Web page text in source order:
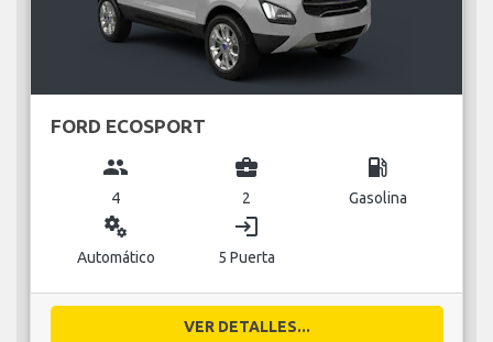
FORD ECOSPORT
group
4
business_center
2
local_gas_station
Gasolina
miscellaneous_services
Automático
login
5 Puerta
VER DETALLES...